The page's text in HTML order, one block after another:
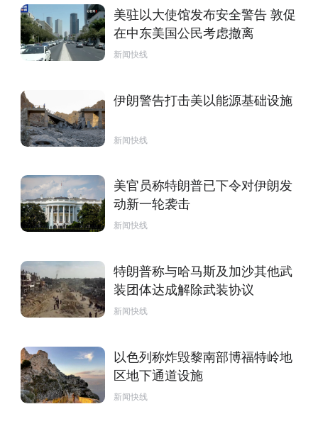
美驻以大使馆发布安全警告 敦促
在中东美国公民考虑撤离
新闻快线
伊朗警告打击美以能源基础设施
新闻快线
美官员称特朗普已下令对伊朗发
动新一轮袭击
新闻快线
特朗普称与哈马斯及加沙其他武
装团体达成解除武装协议
新闻快线
以色列称炸毁黎南部博福特岭地
区地下通道设施
新闻快线